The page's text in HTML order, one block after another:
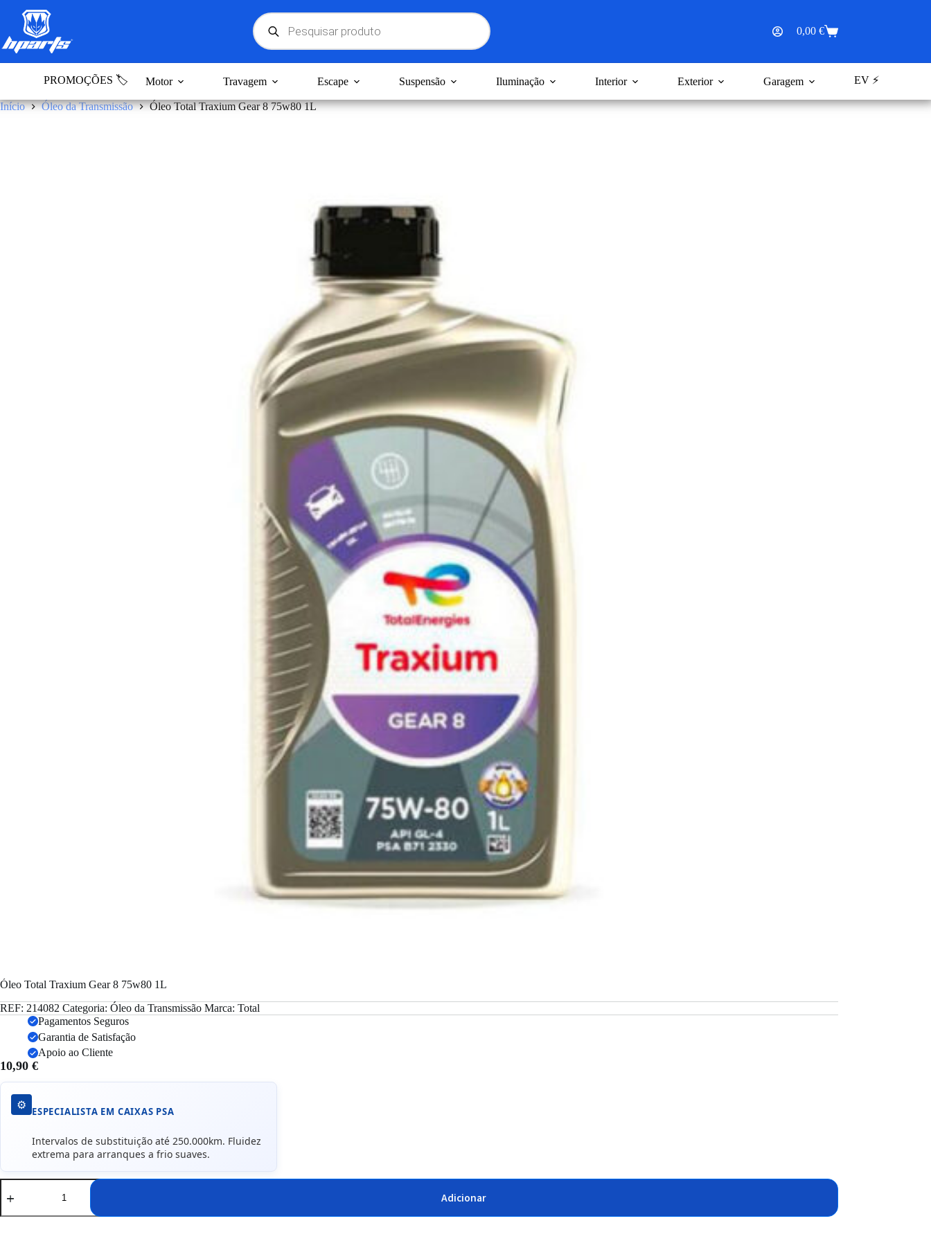
conteúdo
Products
search
Carrinho
compras
0,00 €
PROMOÇÕES 🏷️ Motor Travagem Escape Suspensão Iluminação Interior Exterior Garagem EV ⚡
Início Óleo da Transmissão Óleo Total Traxium Gear 8 75w80 1L
Óleo Total Traxium Gear 8 75w80 1L
REF: 214082 Categoria: Óleo da Transmissão Marca: Total
Pagamentos Seguros
Garantia de Satisfação
Apoio ao Cliente
10,90 €
⚙️ ESPECIALISTA EM CAIXAS PSA
Intervalos de substituição até 250.000km. Fluidez
extrema para arranques a frio suaves.
Quantidade
de
Total
Adicionar